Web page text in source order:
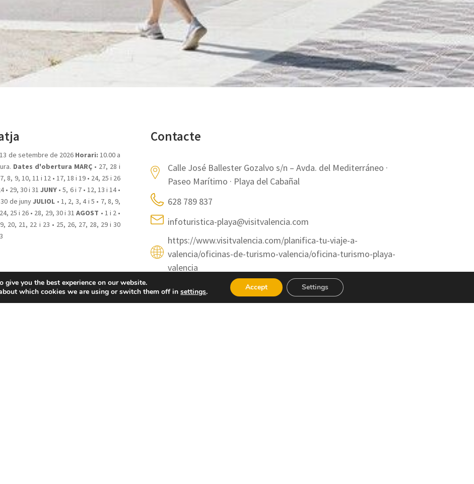
13 de setembre de 2026 Horari: 10.00 a
Dates d'obertura MARÇ • 27, 28 i
8, 9, 10, 11 i 12 • 17, 18 i 19 • 24, 25 i 26
• 29, 30 i 31JUNY • 5, 6 i 7 • 12, 13 i 14 •
30 de junyJULIOL • 1, 2, 3, 4 i 5 • 7, 8, 9,
25 i 26 • 28, 29, 30 i 31AGOST • 1 i 2 •
20, 21, 22 i 23 • 25, 26, 27, 28, 29 i 30
Contacte
Calle José Ballester Gozalvo s/n – Avda. del Mediterráneo ·
Paseo Marítimo · Playa del Cabañal
628 789 837
infoturistica-playa@visitvalencia.com
https://www.visitvalencia.com/planifica-tu-viaje-a-
valencia/oficinas-de-turismo-valencia/oficina-turismo-playa-
valencia
give you the best experience on our website.
which cookies we are using or switch them off insettings. Accept Settings